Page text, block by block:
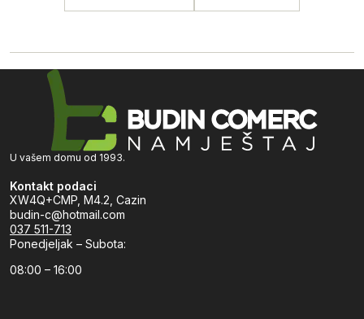
U vašem domu od 1993.
Kontakt podaci
XW4Q+CMP, M4.2, Cazin
budin-c@hotmail.com
037 511-713
Ponedjeljak – Subota:
08:00 – 16:00